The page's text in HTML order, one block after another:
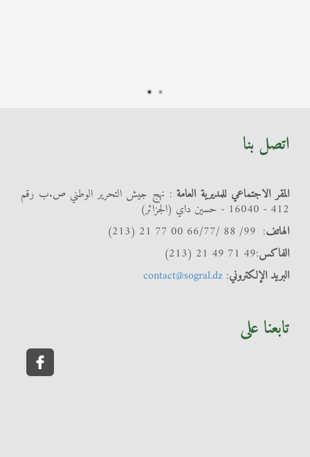
اتصل بنا
المقر الاجتماعي للمديرية العامة : نهج جيش التحرير الوطني ص.ب رقم
412 - 16040 - حسين داي (الجزائر)
الهاتف: 99/ 88 /66/77 00 77 21 (213)
الفاكس:49 71 49 21 (213)
البريد الإلكتروني:
contact@sogral.dz
تابعنا على